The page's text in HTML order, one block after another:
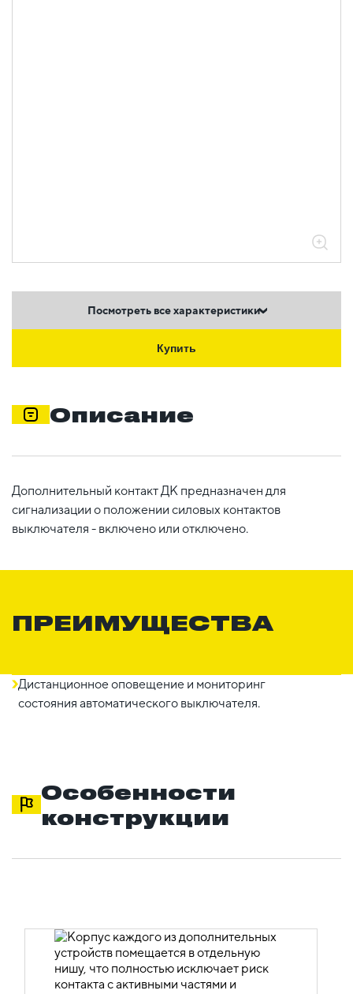
Посмотреть все характеристики
Купить
Описание
Дополнительный контакт ДК предназначен для
сигнализации о положении силовых контактов
выключателя - включено или отключено.
ПРЕИМУЩЕСТВА
Дистанционное оповещение и мониторинг
состояния автоматического выключателя.
Особенности
конструкции